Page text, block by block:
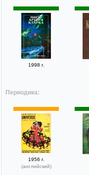
1998 г.
Периодика:
1956 г.
(английский)